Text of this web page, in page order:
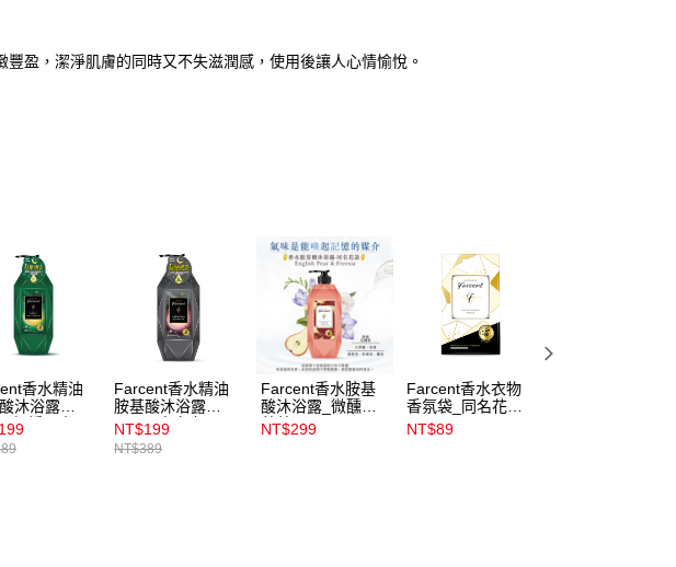
盈，潔淨肌膚的同時又不失滋潤感，使用後讓人心情愉悅。
香水精油
沐浴露
舒緩月光
Farcent香水精油
胺基酸沐浴露
780g_虛實之間
NT$199
NT$389
Farcent香水胺基
酸沐浴露_微醺小
蒼蘭780g
NT$299
Farcent香水衣物
香氛袋_同名花語
10g3入
NT$89